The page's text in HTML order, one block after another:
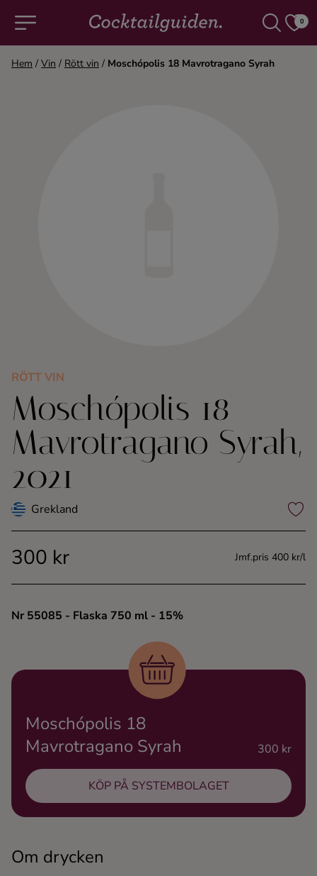
0
Konjak
Likör
Rom
Shots
Tequila
Whisky
Hem / Vin / Rött vin / Moschópolis 18 Mavrotragano Syrah
RÖTT VIN
Moschópolis 18
Mavrotragano Syrah,
2021
Grekland
300 kr Jmf.pris 400 kr/l
Nr 55085 - Flaska 750 ml - 15%
Om drycken
Moschópolis 18
Mavrotragano Syrah
300 kr
KÖP PÅ SYSTEMBOLAGET